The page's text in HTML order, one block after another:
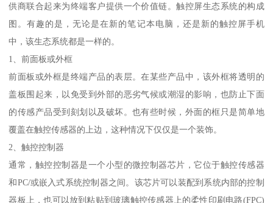
供商联合起来为终端客户提供一个价值链。触控屏生态系统的构成
图。有趣的是，无论是在新的笔记本电脑，还是新的触控屏手机
中，该生态系统都是一样的。
1、前面板或外框
前面板或外框是终端产品的表层。在某些产品中，该外框将透明的
盖板围起来，以免受到外部的恶劣气候或潮湿的影响，也防止下面
的传感产品受到刻划以及破坏。也有些时候，外面的框只是简单地
覆盖在触控传感器的上边，这种情况下仅仅是一个装饰。
2、触控控制器
通常，触控控制器是一个小型的微控制器芯片，它位于触控传感器
和PC/或嵌入式系统控制器之间。该芯片可以装配到系统内部的控制
器板上，也可以放到粘贴到玻璃触控传感器上的柔性印刷电路(FPC)